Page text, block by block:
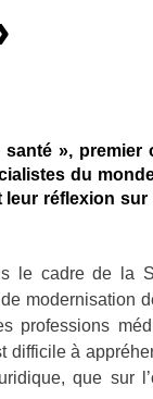
», premier
du
réflexion
le cadre de la
modernisation
professions
difficile à
que sur